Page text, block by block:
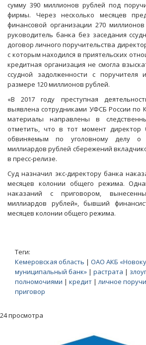
сумму 390 миллионов рублей под
фирмы. Через несколько месяцев
финансовой организации 270
руководитель банка без заседания
договор личного поручительства
с которым находился в приятельских
кредитная организация не смогла
ссудной задолженности с
размере 120 миллионов рублей.
«В 2017 году преступная
выявлена сотрудниками УФСБ России по
материалы направлены в
отметить, что в тот момент директор
обвиняемым по уголовному делу о
миллиардов рублей сбережений
в пресс-релизе.
Суд назначил экс-директору банка
месяцев колонии общего режима.
наказаний с приговором,
миллиардов рублей», бывший
месяцев колонии общего режима.
Теги:
Кемеровская область | ОАО АКБ
муниципальный банк» | растрата |
полномочиями | кредит |личное
приговор
24 просмотра